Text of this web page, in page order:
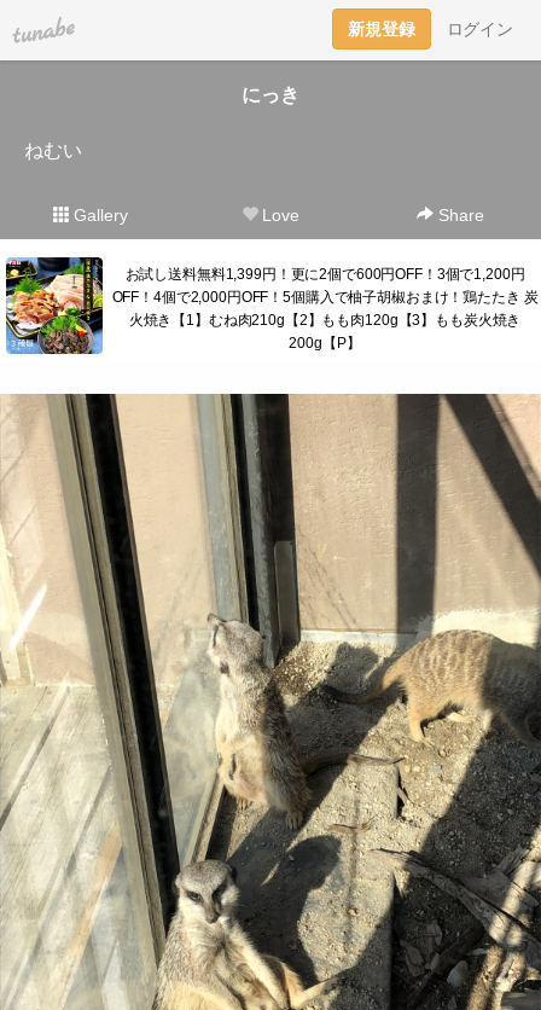
tuna.be 新規登録 ログイン
にっき
ねむい
Gallery Love Share
お試し送料無料1,399円！更に2個で600円OFF！3個で1,200円
OFF！4個で2,000円OFF！5個購入で柚子胡椒おまけ！鶏たたき 炭
火焼き【1】むね肉210g【2】もも肉120g【3】もも炭火焼き
200g【P】